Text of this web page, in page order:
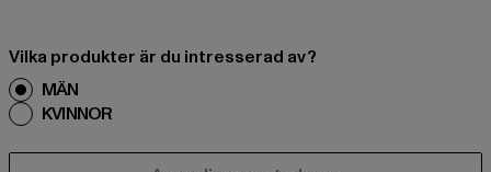
Vilka produkter är du intresserad av?
MÄN
KVINNOR